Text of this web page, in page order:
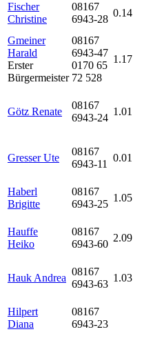
Fischer
Christine
08167
6943-28
0.14
Gmeiner
Harald
Erster
Bürgermeister
08167
6943-47
0170 65
72 528
1.17
Götz Renate
08167
6943-24
1.01
Gresser Ute
08167
6943-11
0.01
Haberl
Brigitte
08167
6943-25
1.05
Hauffe
Heiko
08167
6943-60
2.09
Hauk Andrea
08167
6943-63
1.03
Hilpert
Diana
08167
6943-23